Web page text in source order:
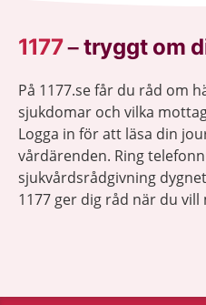
1177–tryggt om
På 1177.se får du råd om
sjukdomar och vilka
Logga in för att läsa din
vårdärenden. Ring
sjukvårdsrådgivning
1177 ger dig råd när du vill